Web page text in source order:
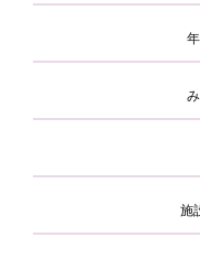
施